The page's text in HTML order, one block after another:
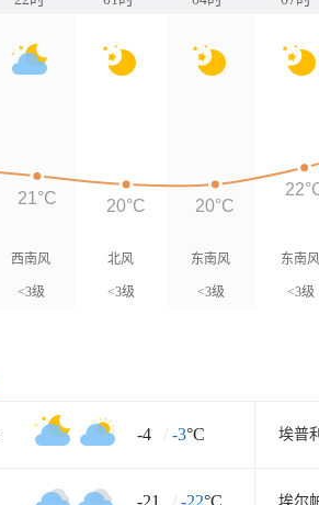
西南风
<3级
北风
<3级
东南风
<3级
东南
<3级
21°C 20°C 20°C
-4 / -3°C 埃普
-21 / -22°C 埃尔